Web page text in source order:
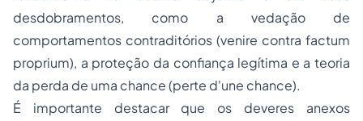
desdobramentos, como a vedação de
comportamentos contraditórios (venire contra factum
proprium), a proteção da confiança legítima e a teoria
da perda de uma chance (perte d'une chance).
É importante destacar que os deveres anexos